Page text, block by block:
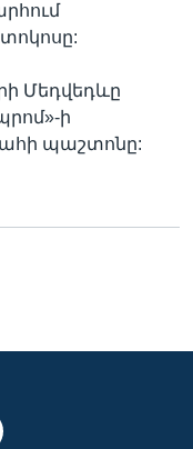
Մեդվեդևը
ի
պաշտոնը: